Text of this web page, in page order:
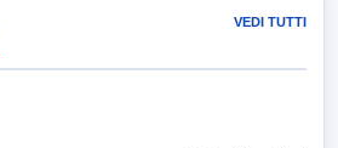
VEDI TUTTI